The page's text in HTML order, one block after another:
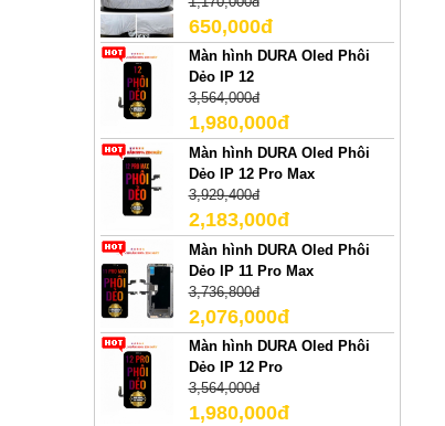
650,000đ
Màn hình DURA Oled Phôi
Dẻo IP 12
3,564,000đ
1,980,000đ
Màn hình DURA Oled Phôi
Dẻo IP 12 Pro Max
3,929,400đ
2,183,000đ
Màn hình DURA Oled Phôi
Dẻo IP 11 Pro Max
3,736,800đ
2,076,000đ
Màn hình DURA Oled Phôi
Dẻo IP 12 Pro
3,564,000đ
1,980,000đ